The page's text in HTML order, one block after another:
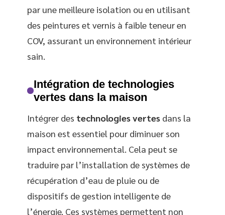
par une meilleure isolation ou en utilisant
des peintures et vernis à faible teneur en
COV, assurant un environnement intérieur
sain.
Intégration de technologies
vertes dans la maison
Intégrer des technologies vertes dans la
maison est essentiel pour diminuer son
impact environnemental. Cela peut se
traduire par l’installation de systèmes de
récupération d’eau de pluie ou de
dispositifs de gestion intelligente de
l’énergie. Ces systèmes permettent non